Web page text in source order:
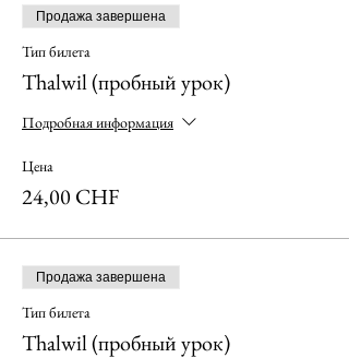
Продажа завершена
Тип билета
Thalwil (пробный урок)
Подробная информация
Цена
24,00 CHF
Продажа завершена
Тип билета
Thalwil (пробный урок)